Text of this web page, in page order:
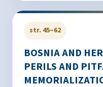
str. 45–62
BOSNIA AND
PERILS AND